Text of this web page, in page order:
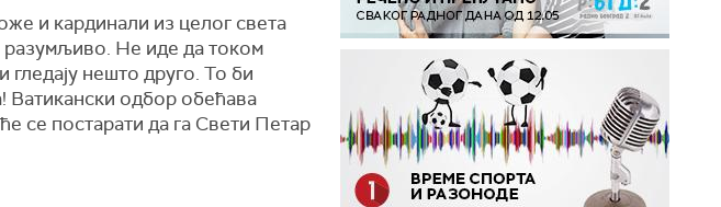
и кардинали из целог света
разумљиво. Не иде да током
нешто друго. То би
Ватикански одбор обећава
се постарати да га Свети Петар